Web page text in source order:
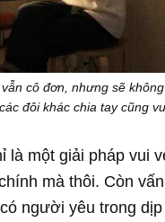
cô đơn, nhưng sẽ
đôi khác chia tay cũng
là một giải pháp vui
mà thôi. Còn
người yêu trong